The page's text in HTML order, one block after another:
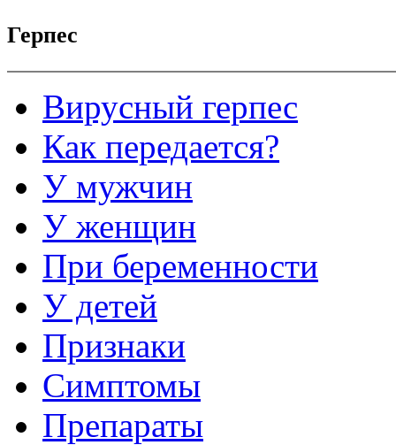
Герпес
Вирусный герпес
Как передается?
У мужчин
У женщин
При беременности
У детей
Признаки
Симптомы
Препараты